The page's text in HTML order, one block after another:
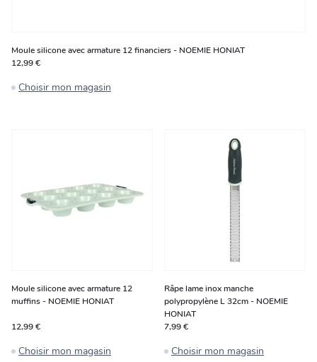
Moule silicone avec armature 12 financiers - NOEMIE HONIAT
12,99 €
Choisir mon magasin
Moule silicone avec armature 12
muffins - NOEMIE HONIAT
12,99 €
Choisir mon magasin
Râpe lame inox manche
polypropylène L 32cm - NOEMIE
HONIAT
7,99 €
Choisir mon magasin